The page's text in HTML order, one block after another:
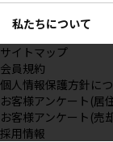
私たちについて
サイトマップ
会員規約
個人情報保護方針に
お客様アンケート(居
お客様アンケート(売
採用情報